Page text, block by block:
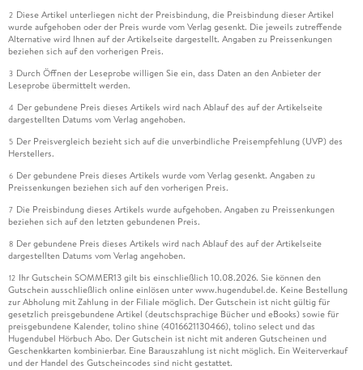
2 Diese Artikel unterliegen nicht der Preisbindung, die Preisbindung dieser Artikel
wurde aufgehoben oder der Preis wurde vom Verlag gesenkt. Die jeweils zutreffende
Alternative wird Ihnen auf der Artikelseite dargestellt. Angaben zu Preissenkungen
beziehen sich auf den vorherigen Preis.
3 Durch Öffnen der Leseprobe willigen Sie ein, dass Daten an den Anbieter der
Leseprobe übermittelt werden.
4 Der gebundene Preis dieses Artikels wird nach Ablauf des auf der Artikelseite
dargestellten Datums vom Verlag angehoben.
5 Der Preisvergleich bezieht sich auf die unverbindliche Preisempfehlung (UVP) des
Herstellers.
6 Der gebundene Preis dieses Artikels wurde vom Verlag gesenkt. Angaben zu
Preissenkungen beziehen sich auf den vorherigen Preis.
7 Die Preisbindung dieses Artikels wurde aufgehoben. Angaben zu Preissenkungen
beziehen sich auf den letzten gebundenen Preis.
8 Der gebundene Preis dieses Artikels wird nach Ablauf des auf der Artikelseite
dargestellten Datums vom Verlag angehoben.
12 Ihr Gutschein SOMMER13 gilt bis einschließlich 10.08.2026. Sie können den
Gutschein ausschließlich online einlösen unter www.hugendubel.de. Keine Bestellung
zur Abholung mit Zahlung in der Filiale möglich. Der Gutschein ist nicht gültig für
gesetzlich preisgebundene Artikel (deutschsprachige Bücher und eBooks) sowie für
preisgebundene Kalender, tolino shine (4016621130466), tolino select und das
Hugendubel Hörbuch Abo. Der Gutschein ist nicht mit anderen Gutscheinen und
Geschenkkarten kombinierbar. Eine Barauszahlung ist nicht möglich. Ein Weiterverkauf
und der Handel des Gutscheincodes sind nicht gestattet.